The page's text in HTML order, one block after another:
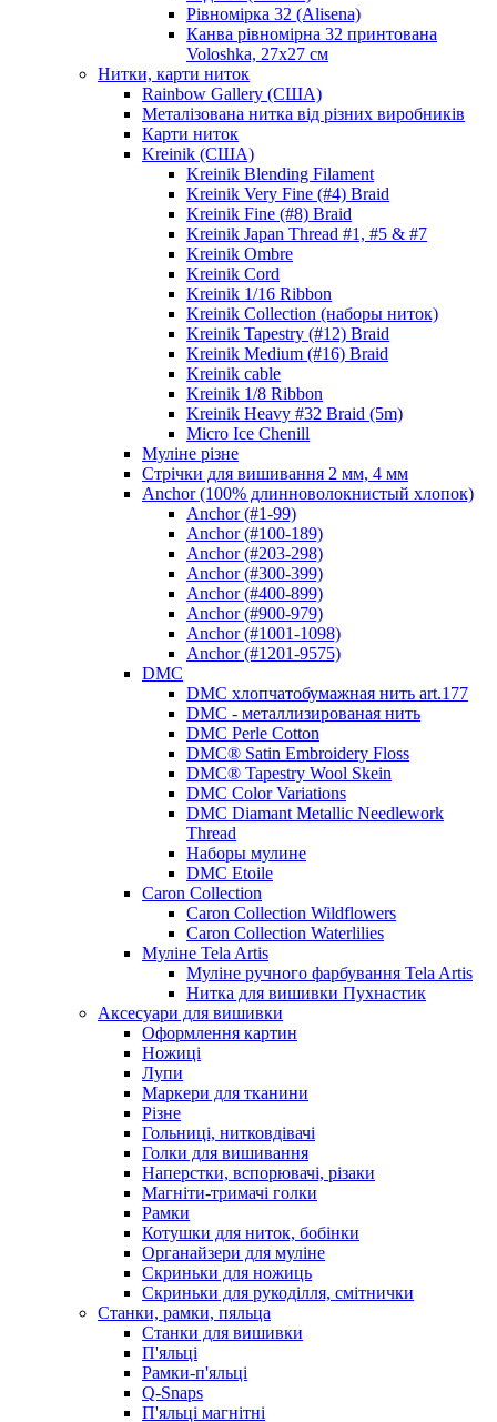
Рівномірка 32 (Alisena)
Канва рівномірна 32 принтована
Voloshka, 27х27 см
Нитки, карти ниток
Rainbow Gallery (США)
Металізована нитка від різних виробників
Карти ниток
Kreinik (США)
Kreinik Blending Filament
Kreinik Very Fine (#4) Braid
Kreinik Fine (#8) Braid
Kreinik Japan Thread #1, #5 & #7
Kreinik Ombre
Kreinik Cord
Kreinik 1/16 Ribbon
Kreinik Collection (наборы ниток)
Kreinik Tapestry (#12) Braid
Kreinik Medium (#16) Braid
Kreinik cable
Kreinik 1/8 Ribbon
Kreinik Heavy #32 Braid (5m)
Micro Ice Chenill
Муліне різне
Стрічки для вишивання 2 мм, 4 мм
Anchor (100% длинноволокнистый хлопок)
Anchor (#1-99)
Anchor (#100-189)
Anchor (#203-298)
Anchor (#300-399)
Anchor (#400-899)
Anchor (#900-979)
Anchor (#1001-1098)
Anchor (#1201-9575)
DMC
DMC хлопчатобумажная нить art.177
DMC - металлизированая нить
DMC Perle Cotton
DMC® Satin Embroidery Floss
DMC® Tapestry Wool Skein
DMC Color Variations
DMC Diamant Metallic Needlework
Thread
Наборы мулине
DMC Etoile
Caron Collection
Caron Collection Wildflowers
Caron Collection Waterlilies
Муліне Tela Artis
Муліне ручного фарбування Tela Artis
Нитка для вишивки Пухнастик
Аксесуари для вишивки
Оформлення картин
Ножиці
Лупи
Маркери для тканини
Різне
Гольниці, нитковдівачі
Голки для вишивання
Наперстки, вспорювачі, різаки
Магніти-тримачі голки
Рамки
Котушки для ниток, бобінки
Органайзери для муліне
Скриньки для ножиць
Скриньки для рукоділля, смітнички
Станки, рамки, пяльца
Станки для вишивки
П'яльці
Рамки-п'яльці
Q-Snaps
П'яльці магнітні